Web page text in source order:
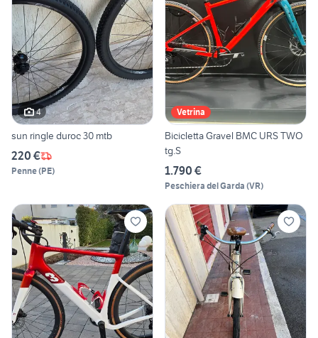
4
sun ringle duroc 30 mtb
220 €
Penne(PE)
Vetrina
Bicicletta Gravel BMC URS TWO
tg.S
1.790 €
Peschiera del Garda (VR)